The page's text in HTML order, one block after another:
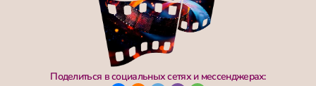
Поделиться в социальных сетях и мессенджерах: